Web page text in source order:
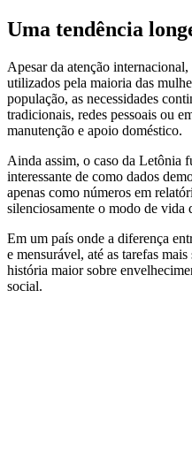
Uma tendência
Apesar da atenção
utilizados pela maioria das
população, as necessidades
tradicionais, redes pessoais ou
manutenção e apoio doméstico.
Ainda assim, o caso da Letônia
interessante de como dados
apenas como números em
silenciosamente o modo de vida
Em um país onde a diferença
e mensurável, até as tarefas
história maior sobre
social.